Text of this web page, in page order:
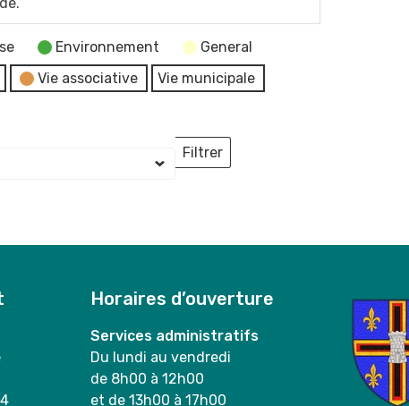
Environnement
General
Vie associative
Vie municipale
Filtrer
Lieux
Horaires d’ouverture
Services administratifs
Du lundi au vendredi
de 8h00 à 12h00
et de 13h00 à 17h00